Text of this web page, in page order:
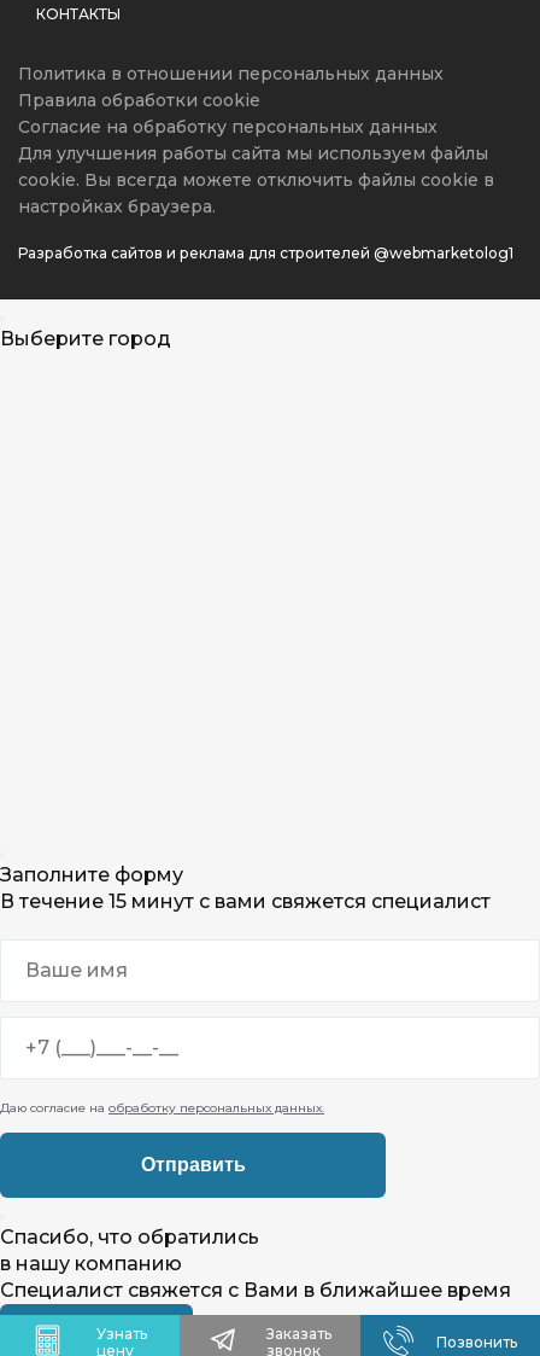
КОНТАКТЫ
Политика в отношении персональных данных
Правила обработки cookie
Согласие на обработку персональных данных
Для улучшения работы сайта мы используем файлы
cookie. Вы всегда можете отключить файлы cookie в
настройках браузера.
Разработка сайтов и реклама для строителей @webmarketolog1
Узнать
цену
Заказать
звонок
Позвонить
Выберите город
Заполните форму
В течение 15 минут с вами свяжется специалист
Даю согласие на обработку персональных данных.
Спасибо, что обратились
в нашу компанию
Специалист свяжется с Вами в ближайшее время